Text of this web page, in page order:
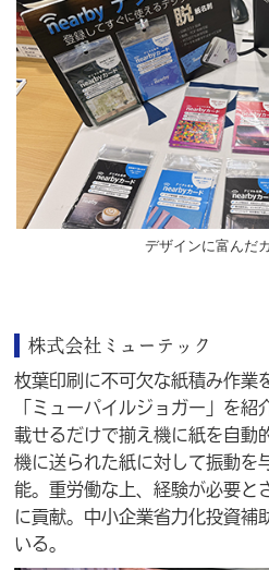
デザインに富んだ
株式会社ミューテック
枚葉印刷に不可欠な紙積み作業
「ミューパイルジョガー」を
載せるだけで揃え機に紙を自動
機に送られた紙に対して振動を
能。重労働な上、経験が必要と
に貢献。中小企業省力化投資補
いる。